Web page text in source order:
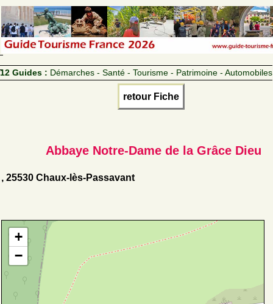
12 Guides : Démarches - Santé - Tourisme - Patrimoine - Automobiles
retour Fiche
Abbaye Notre-Dame de la Grâce Dieu
, 25530 Chaux-lès-Passavant
+
−